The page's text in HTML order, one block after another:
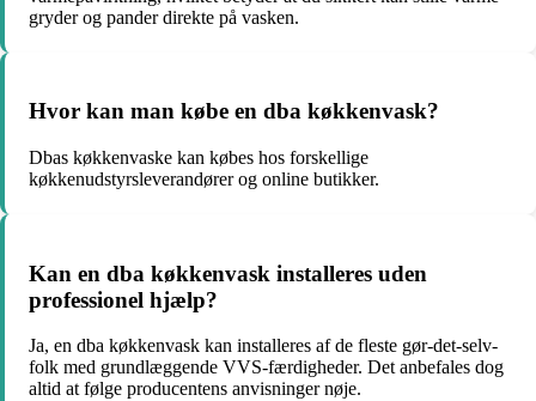
gryder og pander direkte på vasken.
Hvor kan man købe en dba køkkenvask?
Dbas køkkenvaske kan købes hos forskellige
køkkenudstyrsleverandører og online butikker.
Kan en dba køkkenvask installeres uden
professionel hjælp?
Ja, en dba køkkenvask kan installeres af de fleste gør-det-selv-
folk med grundlæggende VVS-færdigheder. Det anbefales dog
altid at følge producentens anvisninger nøje.